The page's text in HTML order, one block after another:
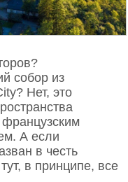
собор из
Нет, это
А если
в честь
в принципе, все